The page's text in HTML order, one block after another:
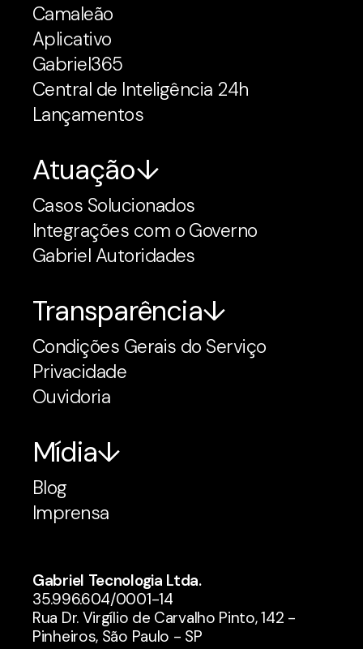
Camaleão
Aplicativo
Gabriel365
Central de Inteligência 24h
Lançamentos
Atuação
Casos Solucionados
Integrações com o Governo
Gabriel Autoridades
Transparência
Condições Gerais do Serviço
Privacidade
Ouvidoria
Mídia
Blog
Imprensa
Gabriel Tecnologia Ltda.
35.996.604/0001-14
Rua Dr. Virgílio de Carvalho Pinto, 142 -
Pinheiros, São Paulo - SP